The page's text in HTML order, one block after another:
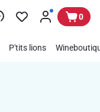
0
P'tits lions